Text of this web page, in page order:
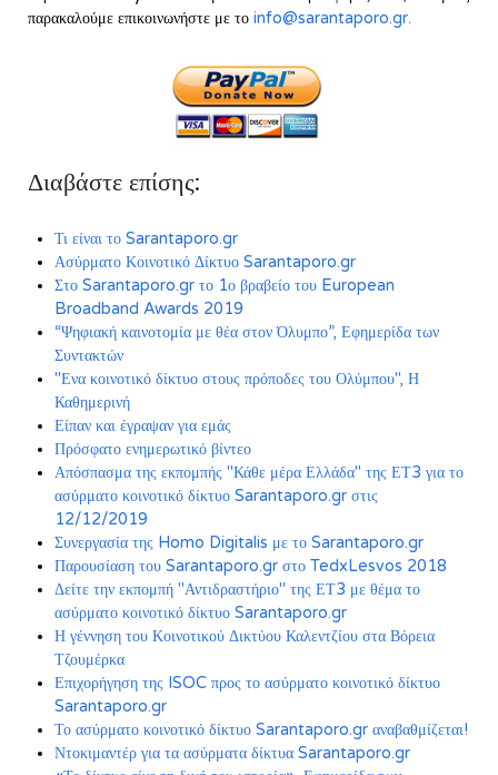
παρακαλούμε επικοινωνήστε με το info@sarantaporo.gr.
Διαβάστε επίσης:
Τι είναι το Sarantaporo.gr
Ασύρματο Κοινοτικό Δίκτυο Sarantaporo.gr
Στο Sarantaporo.gr το 1ο βραβείο του European
Broadband Awards 2019
“Ψηφιακή καινοτομία με θέα στον Όλυμπο”, Εφημερίδα των
Συντακτών
"Ενα κοινοτικό δίκτυο στους πρόποδες του Ολύμπου", Η
Καθημερινή
Είπαν και έγραψαν για εμάς
Πρόσφατο ενημερωτικό βίντεο
Απόσπασμα της εκπομπής "Κάθε μέρα Ελλάδα" της ΕΤ3 για το
ασύρματο κοινοτικό δίκτυο Sarantaporo.gr στις
12/12/2019
Συνεργασία της Homo Digitalis με το Sarantaporo.gr
Παρουσίαση του Sarantaporo.gr στο TedxLesvos 2018
Δείτε την εκπομπή "Αντιδραστήριο" της ΕΤ3 με θέμα το
ασύρματο κοινοτικό δίκτυο Sarantaporo.gr
Η γέννηση του Κοινοτικού Δικτύου Καλεντζίου στα Βόρεια
Τζουμέρκα
Επιχορήγηση της ISOC προς το ασύρματο κοινοτικό δίκτυο
Sarantaporo.gr
Το ασύρματο κοινοτικό δίκτυο Sarantaporo.gr αναβαθμίζεται!
Ντοκιμαντέρ για τα ασύρματα δίκτυα Sarantaporo.gr